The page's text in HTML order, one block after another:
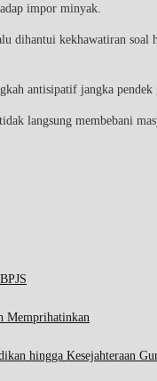
impor minyak.
kekhawatiran soal
antisipatif jangka
langsung membebani
Memprihatinkan
hingga Kesejahteraan